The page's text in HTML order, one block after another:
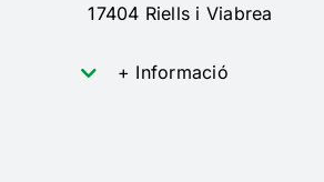
17404 Riells i Viabrea
+ Informació